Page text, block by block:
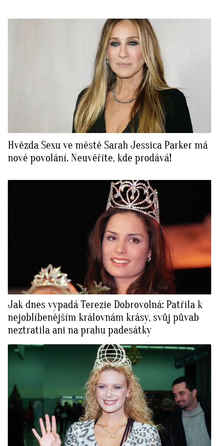
Hvězda Sexu ve městě Sarah Jessica Parker má
nové povolání. Neuvěříte, kde prodává!
Jak dnes vypadá Terezie Dobrovolná: Patřila k
nejoblíbenějším královnám krásy, svůj půvab
neztratila ani na prahu padesátky